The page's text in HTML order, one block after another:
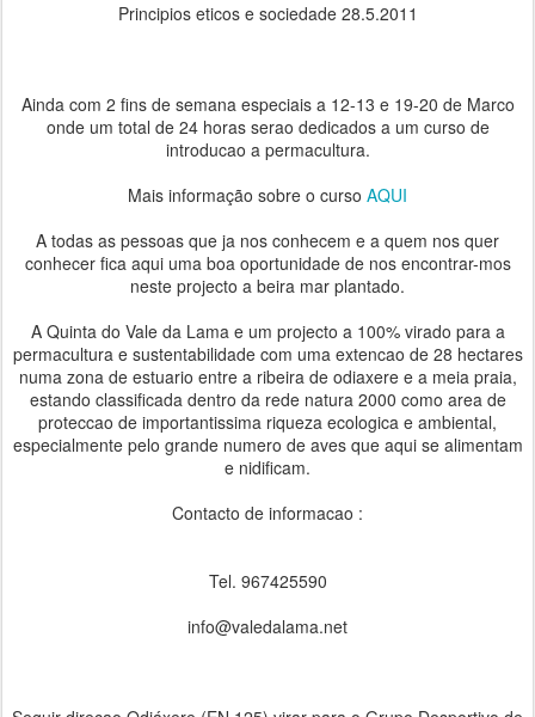
Principios eticos e sociedade 28.5.2011
Ainda com 2 fins de semana especiais a 12-13 e 19-20 de Marco
onde um total de 24 horas serao dedicados a um curso de
introducao a permacultura.
Mais informação sobre o curso AQUI
A todas as pessoas que ja nos conhecem e a quem nos quer
conhecer fica aqui uma boa oportunidade de nos encontrar-mos
neste projecto a beira mar plantado.
A Quinta do Vale da Lama e um projecto a 100% virado para a
permacultura e sustentabilidade com uma extencao de 28 hectares
numa zona de estuario entre a ribeira de odiaxere e a meia praia,
estando classificada dentro da rede natura 2000 como area de
proteccao de importantissima riqueza ecologica e ambiental,
especialmente pelo grande numero de aves que aqui se alimentam
e nidificam.
Contacto de informacao :
Tel. 967425590
info@valedalama.net